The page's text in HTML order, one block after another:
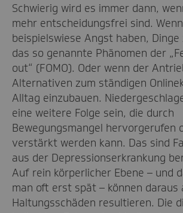
Schwierig wird es immer dann,
mehr entscheidungsfrei sind.
beispielswiese Angst haben,
das so genannte Phänomen der
out“ (FOMO). Oder wenn der
Alternativen zum ständigen
Alltag einzubauen.
eine weitere Folge sein, die durch
Bewegungsmangel hervorgerufen
verstärkt werden kann. Das sind
aus der Depressionserkrankung
Auf rein körperlicher Ebene – und
man oft erst spät – können daraus
Haltungsschäden resultieren. Die